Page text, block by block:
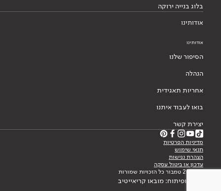
בלוג בנייה ירוקה
אודותינו
אודותינו
הסיפור שלנו
הנהלה
אחריות תאגידית
בואו לעבוד איתנו
יצירת קשר
מדיניות הפרטיות
תנאי שימוש
הצהרת נגישות
עדכון או ביטול עסקה
© 2026 טמבור כל הזכויות שמורות
עיצוב ופיתוח: מובאו קריאייטיב